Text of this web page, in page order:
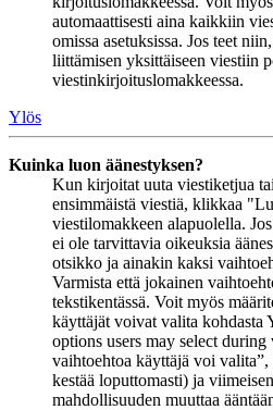
automaattisesti aina kaikkiin
omissa asetuksissa. Jos teet
liittämisen yksittäiseen viestiin
viestinkirjoituslomakkeessa.
Ylös
Kuinka luon äänestyksen?
Kun kirjoitat uuta viestiketjua
ensimmäistä viestiä, klikkaa
viestilomakkeen alapuolella.
ei ole tarvittavia oikeuksia
otsikko ja ainakin kaksi
Varmista että jokainen
tekstikentässä. Voit myös
käyttäjät voivat valita kohdasta
options users may select
vaihtoehtoa käyttäjä voi
kestää loputtomasti) ja
mahdollisuuden muuttaa